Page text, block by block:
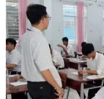
24/07/2026 05:44
Mỹ thu hồi gần 1,6
nguy cơ nhiễm
24/07/2026 05:34